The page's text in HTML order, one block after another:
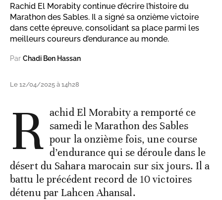
Rachid El Morabity continue d’écrire l’histoire du
Marathon des Sables. Il a signé sa onzième victoire
dans cette épreuve, consolidant sa place parmi les
meilleurs coureurs d’endurance au monde.
Par Chadi Ben Hassan
Le 12/04/2025 à 14h28
R achid El Morabity a remporté ce
samedi le Marathon des Sables
pour la onzième fois, une course
d’endurance qui se déroule dans le
désert du Sahara marocain sur six jours. Il a
battu le précédent record de 10 victoires
détenu par Lahcen Ahansal.